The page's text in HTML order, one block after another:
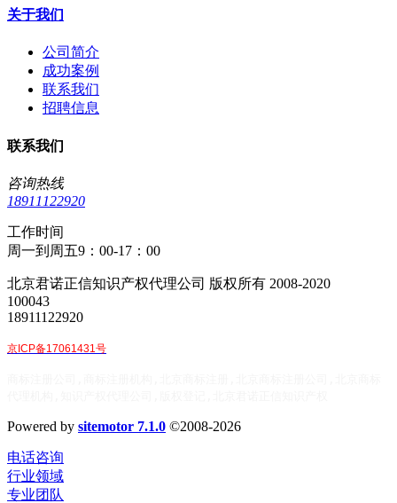
关于我们
公司简介
成功案例
联系我们
招聘信息
联系我们
咨询热线
18911122920
工作时间
周一到周五9：00-17：00
北京君诺正信知识产权代理公司 版权所有 2008-2020
100043
18911122920
京ICP备17061431号
Powered by sitemotor 7.1.0 ©2008-2026
电话咨询
行业领域
专业团队